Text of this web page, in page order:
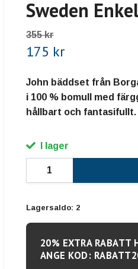
Sweden
355 kr
175 kr
John bäddset från
i 100 % bomull med
hållbart och fantasifullt.
I lager
Lagersaldo: 2
20% EXTRA RABATT
ANGE KOD: